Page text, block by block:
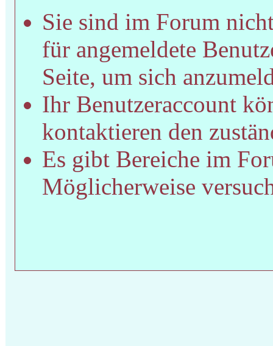
Sie sind im Forum
für angemeldete
Seite, um sich
Ihr Benutzeraccount
kontaktieren den
Es gibt Bereiche im
Möglicherweise